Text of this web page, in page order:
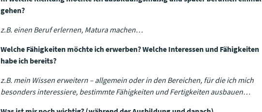
gehen?
z.B. einen Beruf erlernen, Matura machen…
Welche Fähigkeiten möchte ich erwerben? Welche Interessen und Fähigkeiten
habe ich bereits?
z.B. mein Wissen erweitern – allgemein oder in den Bereichen, für die ich mich
besonders interessiere, bestimmte Fähigkeiten und Fertigkeiten ausbauen…